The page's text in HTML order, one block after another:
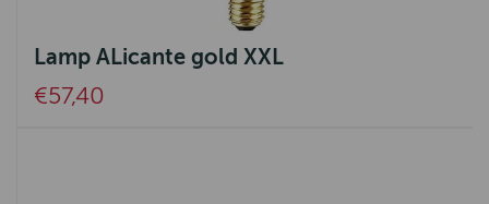
Lamp ALicante gold XXL
€57,40